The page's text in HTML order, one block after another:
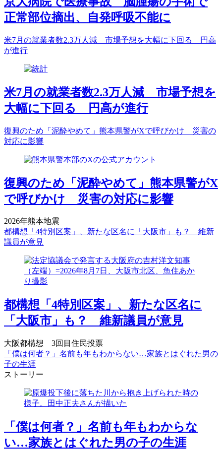
正常部位摘出、自発呼吸不能に
米7月の就業者数2.3万人減 市場予想を大幅に下回る 円高
が進行
米7月の就業者数2.3万人減 市場予想を
大幅に下回る 円高が進行
復興のため「泥酔やめて」熊本県警がXで呼びかけ 災害の
対応に影響
復興のため「泥酔やめて」熊本県警がX
で呼びかけ 災害の対応に影響
2026年熊本地震
都構想「4特別区案」、新たな区名に「大阪市」も？ 維新
議員が意見
都構想「4特別区案」、新たな区名に
「大阪市」も？ 維新議員が意見
大阪都構想 3回目住民投票
「僕は何者？」名前も年もわからない…家族とはぐれた男の
子の生涯
ストーリー
「僕は何者？」名前も年もわからな
い…家族とはぐれた男の子の生涯